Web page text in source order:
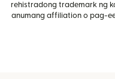
rehistradong trademark ng
anumang affiliation o pag-